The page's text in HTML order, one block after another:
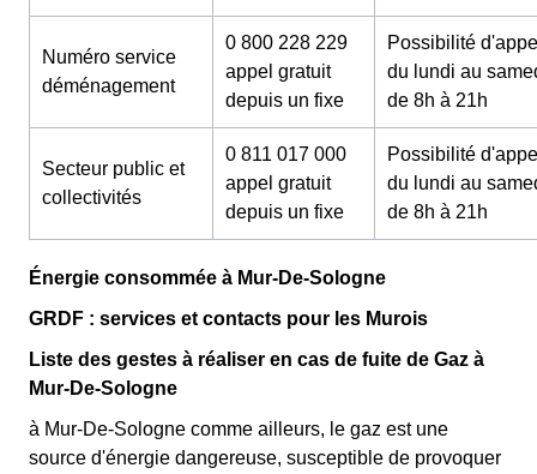
Numéro service
déménagement
0 800 228 229
appel gratuit
depuis un fixe
Possibilité
du lundi au
de 8h à 21h
Secteur public et
collectivités
0 811 017 000
appel gratuit
depuis un fixe
Possibilité
du lundi au
de 8h à 21h
Énergie consommée à Mur-De-Sologne
GRDF : services et contacts pour les Murois
Liste des gestes à réaliser en cas de fuite de Gaz à
Mur-De-Sologne
à Mur-De-Sologne comme ailleurs, le gaz est une
source d'énergie dangereuse, susceptible de provoquer